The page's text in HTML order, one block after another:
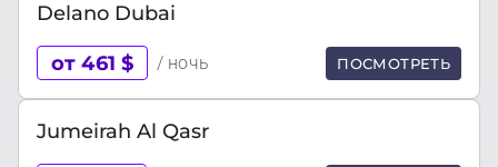
Delano Dubai
от 461 $ / ночь ПОСМОТРЕТЬ
Jumeirah Al Qasr